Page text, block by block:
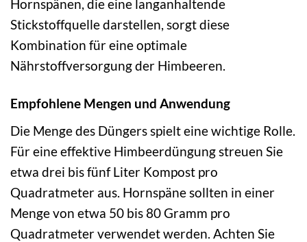
Hornspänen, die eine langanhaltende
Stickstoffquelle darstellen, sorgt diese
Kombination für eine optimale
Nährstoffversorgung der Himbeeren.
Empfohlene Mengen und Anwendung
Die Menge des Düngers spielt eine wichtige Rolle.
Für eine effektive Himbeerdüngung streuen Sie
etwa drei bis fünf Liter Kompost pro
Quadratmeter aus. Hornspäne sollten in einer
Menge von etwa 50 bis 80 Gramm pro
Quadratmeter verwendet werden. Achten Sie